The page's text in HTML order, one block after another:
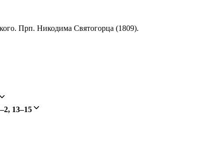
Прп. Никодима Святогорца (1809).
13–15